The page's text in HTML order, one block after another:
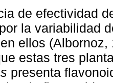
de efectividad
la variabilidad
ellos
estas tres
presenta